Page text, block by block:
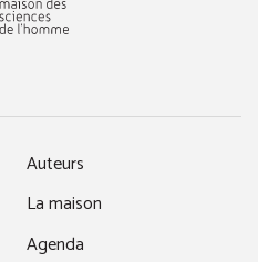
Auteurs
La maison
Agenda